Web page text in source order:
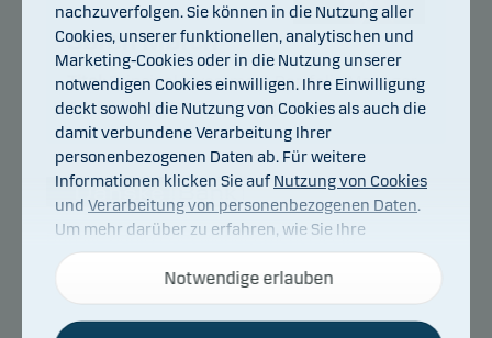
Søren Mørch
Titel:Principal Investment Portfolio Manager
Ausbildung:CBS (financing)
Danske Bank Asset Management ist ein
internationaler Vermögensverwalter und Teil von
nachzuverfolgen. Sie können in die Nutzung aller
Cookies, unserer funktionellen, analytischen und
Marketing-Cookies oder in die Nutzung unserer
notwendigen Cookies einwilligen. Ihre Einwilligung
deckt sowohl die Nutzung von Cookies als auch die
damit verbundene Verarbeitung Ihrer
personenbezogenen Daten ab. Für weitere
Informationen klicken Sie auf Nutzung von Cookies
und Verarbeitung von personenbezogenen Daten.
Um mehr darüber zu erfahren, wie Sie Ihre
Einwilligung widerrufen können, klicken Sie auf den
Cookies und Datenschutzunten auf
unserer Website.
Notwendige erlauben